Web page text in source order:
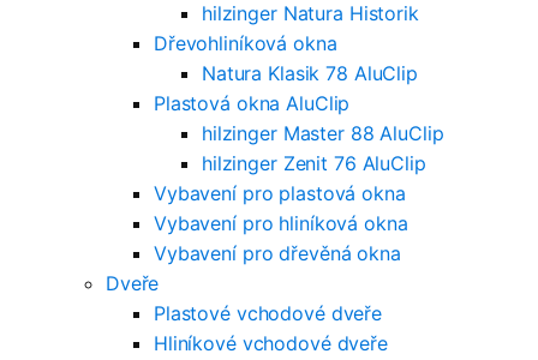
hilzinger Natura Historik
Dřevohliníková okna
Natura Klasik 78 AluClip
Plastová okna AluClip
hilzinger Master 88 AluClip
hilzinger Zenit 76 AluClip
Vybavení pro plastová okna
Vybavení pro hliníková okna
Vybavení pro dřevěná okna
Dveře
Plastové vchodové dveře
Hliníkové vchodové dveře